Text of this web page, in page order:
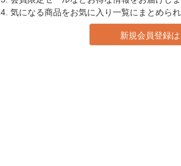
4. 気になる商品をお気に入り一覧にまとめられ
新規会員登録